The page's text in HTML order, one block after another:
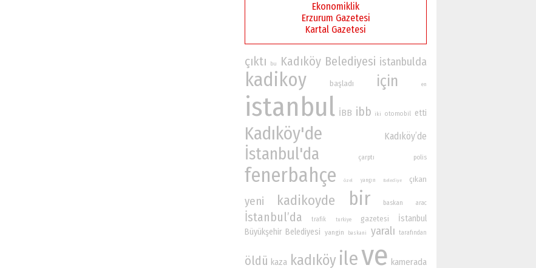
Ekonomiklik
Erzurum Gazetesi
Kartal Gazetesi
çıktı bu Kadıköy Belediyesi istanbulda
kadikoy başladı için en
istanbul İBB ibb iki otomobil etti
Kadıköy'de Kadıköy’de
İstanbul'da çarptı polis
fenerbahçe özel yangın Belediye çıkan
yeni kadikoyde bir baskan arac
İstanbul’da trafik turkiye gazetesi
İstanbul
Büyükşehir Belediyesi yangin baskani yaralı tarafından
öldü kaza kadıköy ileve kamerada